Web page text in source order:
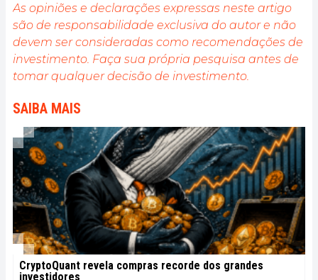
As opiniões e declarações expressas neste artigo
são de responsabilidade exclusiva do autor e não
devem ser consideradas como recomendações de
investimento. Faça sua própria pesquisa antes de
tomar qualquer decisão de investimento.
SAIBA MAIS
CryptoQuant revela compras recorde dos grandes
investidores